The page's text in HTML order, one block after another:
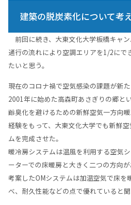
建築の脱炭素化について考
前回に続き、大東文化大学板橋キャ
通行の流れにより空調エリアを1/2にで
たいと思う。
現在のコロナ禍で空気感染の課題が新
2001年に始めた高森町あさぎりの郷と
齢臭化を避けるための新鮮空気一方向
経験をもって、大東文化大学でも新鮮
ムを完成させた。
暖冷房システムは温風を利用する空気
ーターでの床暖房と大きく二つの方向
考案したOMシステムは加温空気で床を
べ、耐久性能などの点で優れていると聞